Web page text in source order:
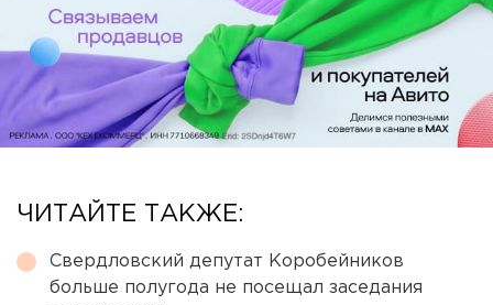
ЧИТАЙТЕ ТАКЖЕ:
Свердловский депутат Коробейников
больше полугода не посещал заседания